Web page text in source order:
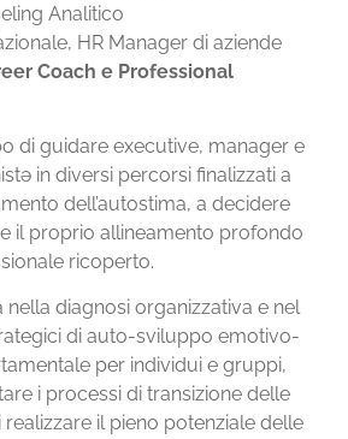
Analitico
, HR Manager di aziende
Coach e Professional
di guidare executive, manager e
in diversi percorsi finalizzati a
dell’autostima, a decidere
il proprio allineamento profondo
ricoperto.
nella diagnosi organizzativa e nel
di auto-sviluppo emotivo-
per individui e gruppi,
i processi di transizione delle
il pieno potenziale delle